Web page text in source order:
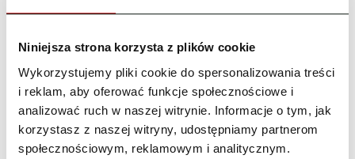
Niniejsza strona korzysta z plików cookie
Wykorzystujemy pliki cookie do spersonalizowania treści
i reklam, aby oferować funkcje społecznościowe i
analizować ruch w naszej witrynie. Informacje o tym, jak
korzystasz z naszej witryny, udostępniamy partnerom
społecznościowym, reklamowym i analitycznym.
Jaki program do fakturowania wybrać? Sprawdź, jak
znaleźć najlepsze oprogramowanie dla Twojej firmy
13/08/2024